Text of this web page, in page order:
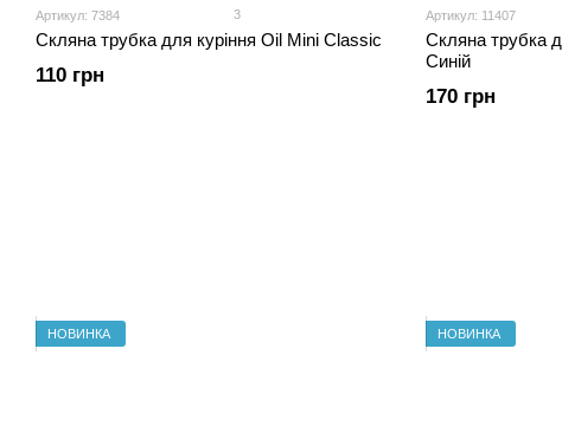
Артикул: 7384 3
Скляна трубка для куріння Oil Mini Classic
110 грн
Артикул: 11407
Скляна трубка
Синій
170 грн
НОВИНКА НОВИНКА